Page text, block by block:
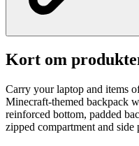
Kort om
Carry your laptop and items
Minecraft-themed backpack
reinforced bottom, padded
zipped compartment and side